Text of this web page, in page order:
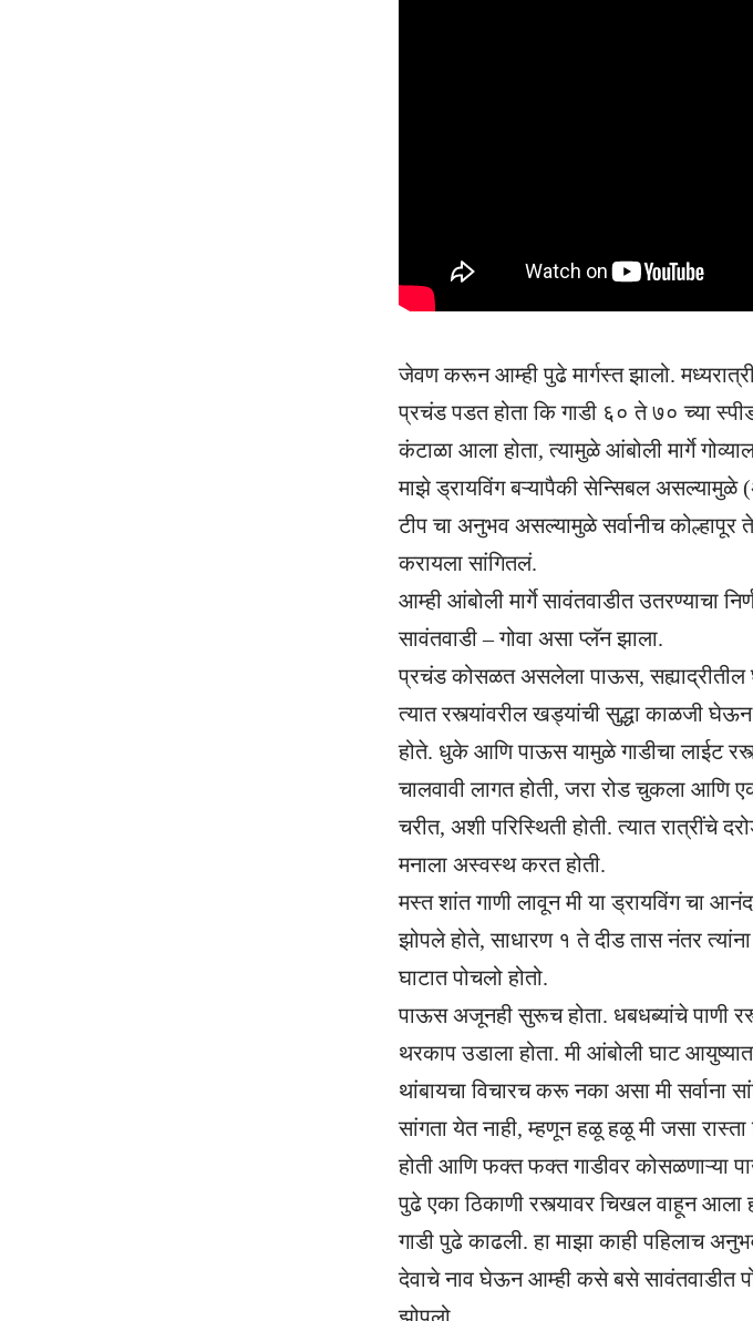
जेवण करून आम्ही पुढे मार्गस्त झालो.
प्रचंड पडत होता कि गाडी ६० ते ७० च्या
कंटाळा आला होता, त्यामुळे आंबोली मार्गे
माझे ड्रायविंग बऱ्यापैकी सेन्सिबल असल्यामुळे
टीप चा अनुभव असल्यामुळे सर्वानीच कोल्हापूर
करायला सांगितलं.
आम्ही आंबोली मार्गे सावंतवाडीत उतरण्याचा
सावंतवाडी – गोवा असा प्लॅन झाला.
प्रचंड कोसळत असलेला पाऊस, सह्याद्रीतील
त्यात रस्त्यांवरील खड्यांची सुद्धा काळजी
होते. धुके आणि पाऊस यामुळे गाडीचा लाईट
चालवावी लागत होती, जरा रोड चुकला आणि
चरीत, अशी परिस्थिती होती. त्यात रात्रींचे
मनाला अस्वस्थ करत होती.
मस्त शांत गाणी लावून मी या ड्रायविंग चा
झोपले होते, साधारण १ ते दीड तास नंतर
घाटात पोचलो होतो.
पाऊस अजूनही सुरूच होता. धबधब्यांचे पाणी
थरकाप उडाला होता. मी आंबोली घाट
थांबायचा विचारच करू नका असा मी सर्वाना
सांगता येत नाही, म्हणून हळू हळू मी जसा रास्ता
होती आणि फक्त फक्त गाडीवर कोसळणाऱ्या
पुढे एका ठिकाणी रस्त्यावर चिखल वाहून
गाडी पुढे काढली. हा माझा काही पहिलाच
देवाचे नाव घेऊन आम्ही कसे बसे सावंतवाडीत